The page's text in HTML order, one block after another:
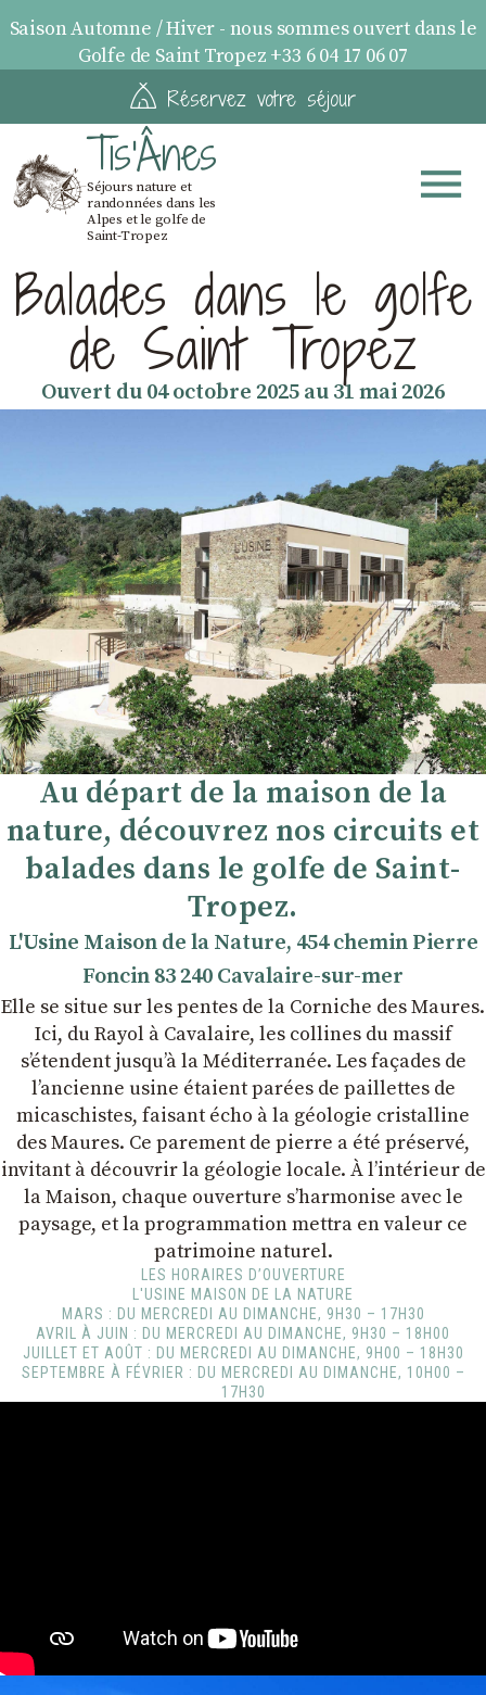
Saison Automne / Hiver - nous sommes ouvert dans le
Golfe de Saint Tropez +33 6 04 17 06 07
Réservez votre séjour
Tis'Ânes
Séjours nature et
randonnées dans les
Alpes et le golfe de
Saint-Tropez
Balades dans le golfe
de Saint Tropez
Ouvert du 04 octobre 2025 au 31 mai 2026
Au départ de la maison de la
nature, découvrez nos circuits et
balades dans le golfe de Saint-
Tropez.
L'Usine Maison de la Nature, 454 chemin Pierre
Foncin 83 240 Cavalaire-sur-mer
Elle se situe sur les pentes de la Corniche des Maures.
Ici, du Rayol à Cavalaire, les collines du massif
s’étendent jusqu’à la Méditerranée. Les façades de
l’ancienne usine étaient parées de paillettes de
micaschistes, faisant écho à la géologie cristalline
des Maures. Ce parement de pierre a été préservé,
invitant à découvrir la géologie locale. À l’intérieur de
la Maison, chaque ouverture s’harmonise avec le
paysage, et la programmation mettra en valeur ce
patrimoine naturel.
LES HORAIRES D’OUVERTURE
L'USINE MAISON DE LA NATURE
MARS : DU MERCREDI AU DIMANCHE, 9H30 – 17H30
AVRIL À JUIN : DU MERCREDI AU DIMANCHE, 9H30 – 18H00
JUILLET ET AOÛT : DU MERCREDI AU DIMANCHE, 9H00 – 18H30
SEPTEMBRE À FÉVRIER : DU MERCREDI AU DIMANCHE, 10H00 –
17H30